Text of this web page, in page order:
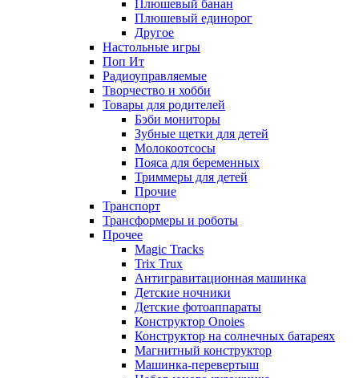
Плюшевый банан
Плюшевый единорог
Другое
Настольные игры
Поп Ит
Радиоуправляемые
Творчество и хобби
Товары для родителей
Бэби мониторы
Зубные щетки для детей
Молокоотсосы
Пояса для беременных
Триммеры для детей
Прочие
Транспорт
Трансформеры и роботы
Прочее
Magic Tracks
Trix Trux
Антигравитационная машинка
Детские ночники
Детские фотоаппараты
Конструктор Onoies
Конструктор на солнечных батареях
Магнитный конструктор
Машинка-перевертыш